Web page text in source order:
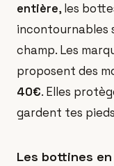
entière, les
incontournables
champ. Les
proposent des
40€. Elles
gardent tes
Les bottines